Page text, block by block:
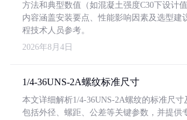
方法和典型数值（如混凝土强度C30下设计值
内容涵盖安装要点、性能影响因素及选型建
程技术人员参考。
2026年8月4日
1/4-36UNS-2A螺纹标准尺寸
本文详细解析1/4-36UNS-2A螺纹的标准尺寸
包括外径、螺距、公差等关键参数，并提供